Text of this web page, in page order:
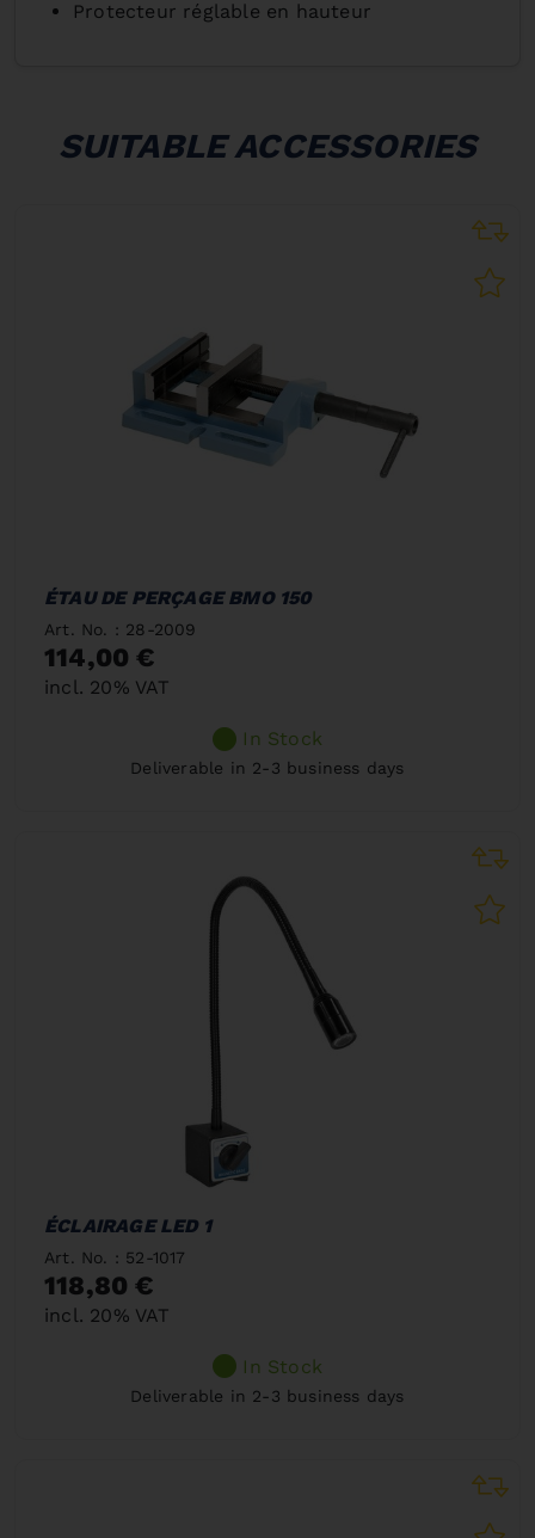
Protecteur réglable en hauteur
SUITABLE ACCESSORIES
ÉTAU DE PERÇAGE BMO 150
Art. No. : 28-2009
114,00 €
incl. 20% VAT
In Stock
Deliverable in 2-3 business days
ÉCLAIRAGE LED 1
Art. No. : 52-1017
118,80 €
incl. 20% VAT
In Stock
Deliverable in 2-3 business days